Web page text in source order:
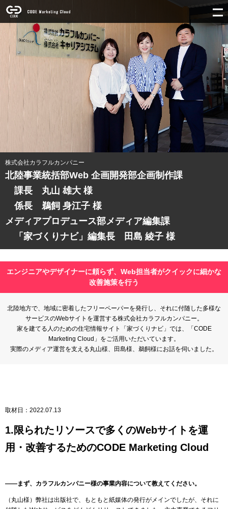
株式会社カラフルカンパニー
北陸事業統括部Web 企画開発部企画制作課
課長 丸山 雄大 様
係長 鵜飼 身江子 様
メディアプロデュース部メディア編集課
「家づくりナビ」編集長 田島 綾子 様
エンジニアやデザイナーに頼らず、Web担当者がクイックに細かな
改善施策を行う
北陸地方で、地域に密着したフリーペーパーを発行し、それに付随した多様な
サービスのWebサイトを運営する株式会社カラフルカンパニー。
家を建てる人のための住宅情報サイト「家づくりナビ」では、「CODE
Marketing Cloud」をご活用いただいています。
実際のメディア運営を支える丸山様、田島様、鵜飼様にお話を伺いました。
取材日： 2022.07.13
1.限られたリソースで多くのWebサイトを運
用・改善するためのCODE Marketing Cloud
――まず、カラフルカンパニー様の事業内容について教えてください。
（丸山様）弊社は出版社で、もともと紙媒体の発行がメインでしたが、それに